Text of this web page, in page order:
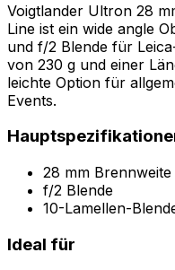
Voigtlander Ultron 28
Line ist ein wide angle
und f/2 Blende für
von 230 g und einer
leichte Option für
Events.
28 mm Brennweite
f/2 Blende
10-Lamellen-
Ideal für